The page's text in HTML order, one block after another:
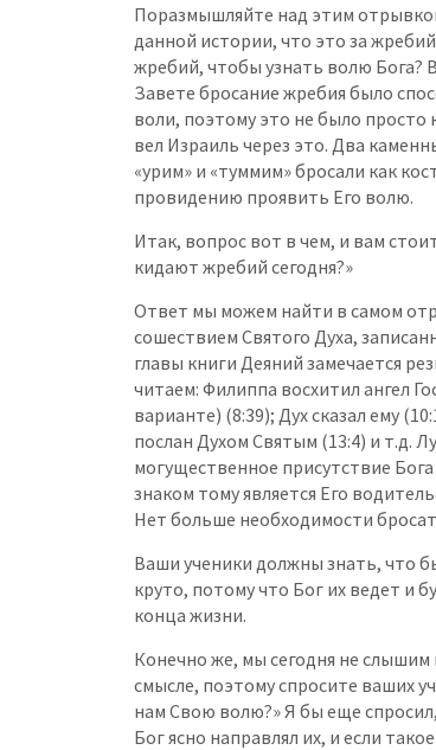
Поразмышляйте над этим
данной истории, что это за
жребий, чтобы узнать волю Бога?
Завете бросание жребия было
воли, поэтому это не было просто
вел Израиль через это. Два
«урим» и «туммим» бросали как
провидению проявить Его волю.
Итак, вопрос вот в чем, и вам
кидают жребий сегодня?»
Ответ мы можем найти в самом
сошествием Святого Духа,
главы книги Деяний замечается
читаем: Филиппа восхитил ангел
варианте) (8:39); Дух сказал ему
послан Духом Святым (13:4) и т.д.
могущественное присутствие
знаком тому является Его
Нет больше необходимости
Ваши ученики должны знать, что
круто, потому что Бог их ведет и
конца жизни.
Конечно же, мы сегодня не слышим
смысле, поэтому спросите ваших
нам Свою волю?» Я бы еще
Бог ясно направлял их, и если